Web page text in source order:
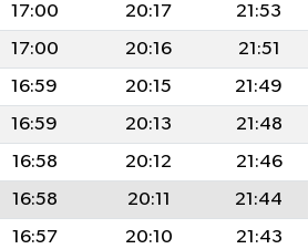
17:00 20:17
21:53
17:00 20:16
21:51
16:59 20:15
21:49
16:59 20:13
21:48
16:58 20:12
21:46
16:58 20:11
21:44
16:57 20:10
21:43